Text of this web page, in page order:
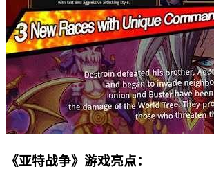
《亚特战争》游戏亮点：